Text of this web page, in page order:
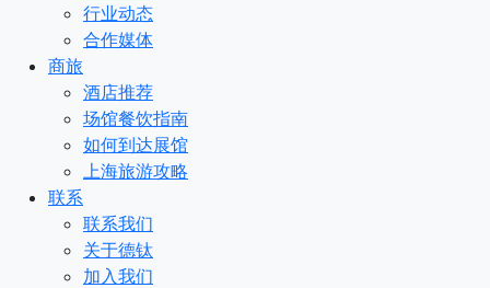
行业动态
合作媒体
商旅
酒店推荐
场馆餐饮指南
如何到达展馆
上海旅游攻略
联系
联系我们
关于德钛
加入我们